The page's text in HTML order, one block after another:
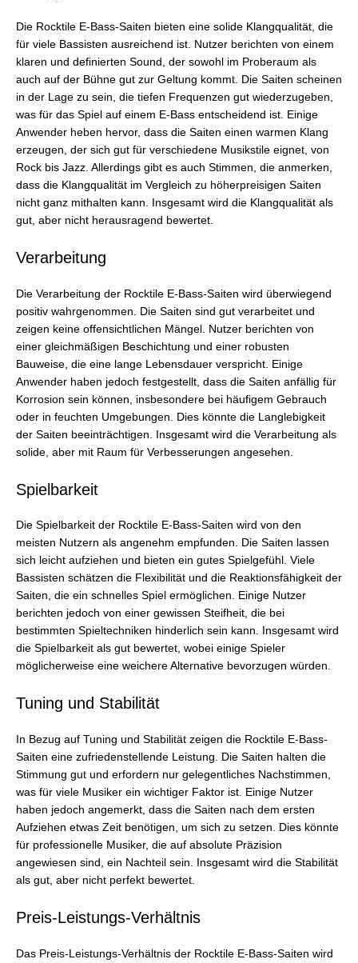
Die Rocktile E-Bass-Saiten bieten eine solide Klangqualität, die
für viele Bassisten ausreichend ist. Nutzer berichten von einem
klaren und definierten Sound, der sowohl im Proberaum als
auch auf der Bühne gut zur Geltung kommt. Die Saiten scheinen
in der Lage zu sein, die tiefen Frequenzen gut wiederzugeben,
was für das Spiel auf einem E-Bass entscheidend ist. Einige
Anwender heben hervor, dass die Saiten einen warmen Klang
erzeugen, der sich gut für verschiedene Musikstile eignet, von
Rock bis Jazz. Allerdings gibt es auch Stimmen, die anmerken,
dass die Klangqualität im Vergleich zu höherpreisigen Saiten
nicht ganz mithalten kann. Insgesamt wird die Klangqualität als
gut, aber nicht herausragend bewertet.
Verarbeitung
Die Verarbeitung der Rocktile E-Bass-Saiten wird überwiegend
positiv wahrgenommen. Die Saiten sind gut verarbeitet und
zeigen keine offensichtlichen Mängel. Nutzer berichten von
einer gleichmäßigen Beschichtung und einer robusten
Bauweise, die eine lange Lebensdauer verspricht. Einige
Anwender haben jedoch festgestellt, dass die Saiten anfällig für
Korrosion sein können, insbesondere bei häufigem Gebrauch
oder in feuchten Umgebungen. Dies könnte die Langlebigkeit
der Saiten beeinträchtigen. Insgesamt wird die Verarbeitung als
solide, aber mit Raum für Verbesserungen angesehen.
Spielbarkeit
Die Spielbarkeit der Rocktile E-Bass-Saiten wird von den
meisten Nutzern als angenehm empfunden. Die Saiten lassen
sich leicht aufziehen und bieten ein gutes Spielgefühl. Viele
Bassisten schätzen die Flexibilität und die Reaktionsfähigkeit der
Saiten, die ein schnelles Spiel ermöglichen. Einige Nutzer
berichten jedoch von einer gewissen Steifheit, die bei
bestimmten Spieltechniken hinderlich sein kann. Insgesamt wird
die Spielbarkeit als gut bewertet, wobei einige Spieler
möglicherweise eine weichere Alternative bevorzugen würden.
Tuning und Stabilität
In Bezug auf Tuning und Stabilität zeigen die Rocktile E-Bass-
Saiten eine zufriedenstellende Leistung. Die Saiten halten die
Stimmung gut und erfordern nur gelegentliches Nachstimmen,
was für viele Musiker ein wichtiger Faktor ist. Einige Nutzer
haben jedoch angemerkt, dass die Saiten nach dem ersten
Aufziehen etwas Zeit benötigen, um sich zu setzen. Dies könnte
für professionelle Musiker, die auf absolute Präzision
angewiesen sind, ein Nachteil sein. Insgesamt wird die Stabilität
als gut, aber nicht perfekt bewertet.
Preis-Leistungs-Verhältnis
Das Preis-Leistungs-Verhältnis der Rocktile E-Bass-Saiten wird